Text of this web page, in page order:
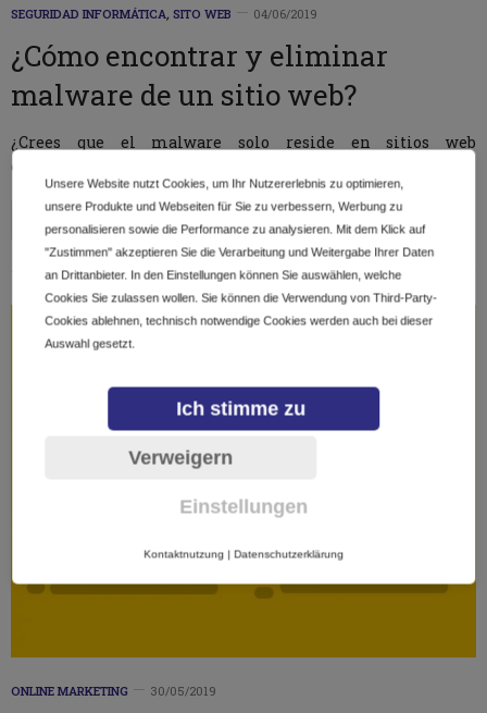
SEGURIDAD INFORMÁTICA, SITO WEB 04/06/2019
¿Cómo encontrar y eliminar
malware de un sitio web?
¿Crees que el malware solo reside en sitios web
cuestionables de alguna parte oscura del…
ONLINE MARKETING 30/05/2019
Unsere Website nutzt Cookies, um Ihr Nutzererlebnis zu optimieren,
unsere Produkte und Webseiten für Sie zu verbessern, Werbung zu
personalisieren sowie die Performance zu analysieren. Mit dem Klick auf
"Zustimmen" akzeptieren Sie die Verarbeitung und Weitergabe Ihrer Daten
an Drittanbieter. In den Einstellungen können Sie auswählen, welche
Cookies Sie zulassen wollen. Sie können die Verwendung von Third-Party-
Cookies ablehnen, technisch notwendige Cookies werden auch bei dieser
Auswahl gesetzt.
Ich stimme zu
Verweigern
Einstellungen
Kontaktnutzung | Datenschutzerklärung